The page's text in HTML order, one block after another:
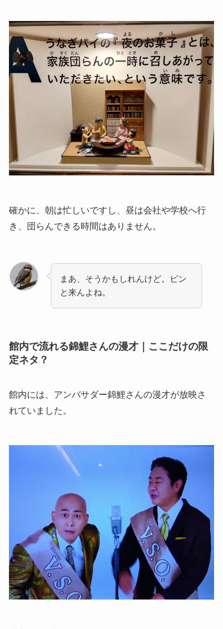
確かに、朝は忙しいですし、昼は会社や学校へ行
き、団らんできる時間はありません。
まあ、そうかもしれんけど。ピン
と来んよね。
館内で流れる錦鯉さんの漫才｜ここだけの限
定ネタ？
館内には、アンバサダー錦鯉さんの漫才が放映さ
れていました。